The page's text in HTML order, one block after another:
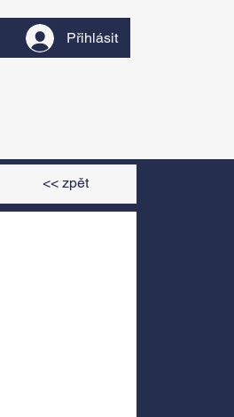
Přihlásit
<< zpět